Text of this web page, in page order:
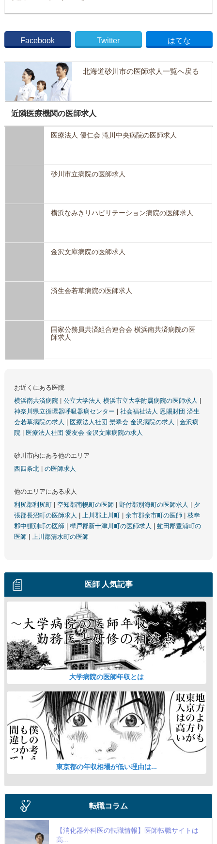
Facebook Twitter はてな
北海道砂川市の医師求人一覧へ戻る
近隣医療機関の医師求人
医療法人 優仁会 滝川中央病院の医師求人
砂川市立病院の医師求人
横浜なみきリハビリテーション病院の医師求人
金沢文庫病院の医師求人
済生会若草病院の医師求人
国家公務員共済組合連合会 横浜南共済病院の医
師求人
お近くにある医院
横浜南共済病院
公立大学法人 横浜市立大学附属病院の医師求人
神奈川県立循環器呼吸器病センター
社会福祉法人 恩賜財団 済生
会若草病院の求人
医療法人社団 景翠会 金沢病院の求人
金沢病
院
医療法人社団 愛友会 金沢文庫病院の求人
砂川市内にある他のエリア
西四条北
の医師求人
他のエリアにある求人
利尻郡利尻町
空知郡南幌町の医師 野付郡別海町の医師求人
夕
張郡長沼町の医師求人
上川郡上川町 余市郡余市町の医師
枝幸
郡中頓別町の医師
樺戸郡新十津川町の医師求人
虻田郡豊浦町の
医師
上川郡清水町の医師
医師 人気記事
大学病院の医師年収とは
東京都の年収相場が低い理由は...
転職コラム
【消化器外科医の転職情報】医師転職サイトは
高...